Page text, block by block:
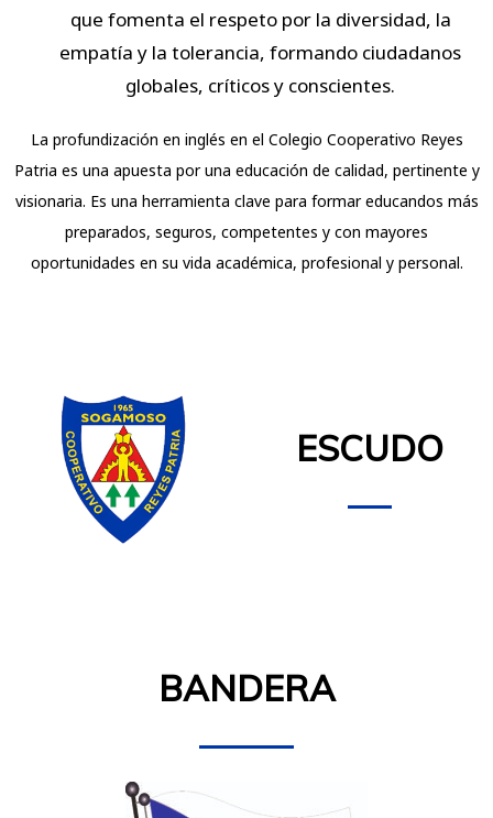
que fomenta el respeto por la diversidad, la
empatía y la tolerancia, formando ciudadanos
globales, críticos y conscientes.
La profundización en inglés en el Colegio Cooperativo Reyes
Patria es una apuesta por una educación de calidad, pertinente y
visionaria. Es una herramienta clave para formar educandos más
preparados, seguros, competentes y con mayores
oportunidades en su vida académica, profesional y personal.
ESCUDO
BANDERA